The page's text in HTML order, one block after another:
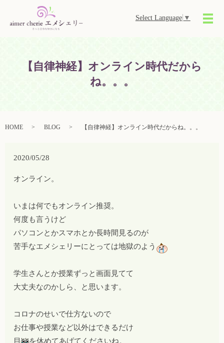
Select Language ▼
メ
【自律神経】オンライン時代だから
ね。。。
HOME BLOG 【自律神経】オンライン時代だからね。。。
2020/05/28
オンライン。
いまは何でもオンライン推奨。
何度も言うけど
パソコンとかスマホとか長時間見るのが
苦手なエメシェリーにとっては地獄のよう
学生さんとか授業ずっと画面見てて
大丈夫なのかしら、と思います。
コロナのせいで仕方ないので
お仕事や授業など以外はできるだけ
目
を休めてあげてくださいね。